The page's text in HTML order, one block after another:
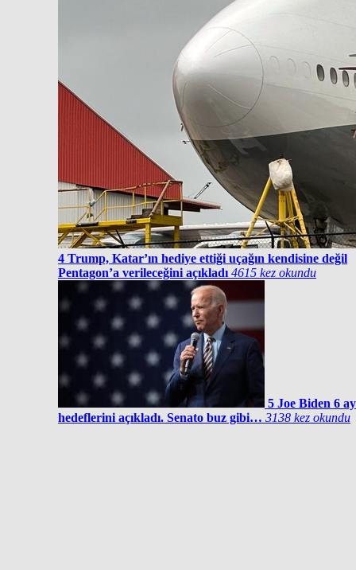
4 Trump, Katar’ın hediye ettiği uçağın kendisine değil
Pentagon’a verileceğini açıkladı 4615 kez okundu
5 Joe Biden 6
hedeflerini açıkladı. Senato buz gibi… 3138 kez okundu